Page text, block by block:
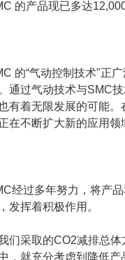
的产品现已多达
的“气动控制技术"正
通过气动技术与SMC
有着无限发展的可能
在不断扩大新的应用领
经过多年努力，将产
发挥着积极作用。
们采取的CO2减排总
，就充分考虑到降低产